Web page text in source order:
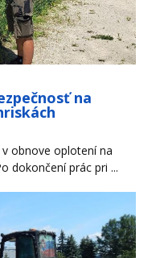
na
obnove oplotení na
dokončení prác pri ...